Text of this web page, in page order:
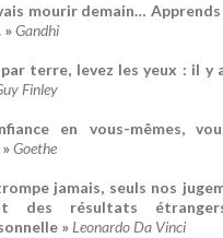
mourir demain…
»Gandhi
terre, levez les yeux : il y
Finley
en vous-mêmes,
Goethe
jamais, seuls nos
des résultats
»Leonardo Da Vinci